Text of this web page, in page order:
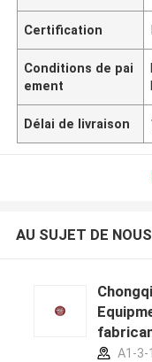
Certification
Conditions de pai
ement
Délai de livraison
AU SUJET DE NOUS
A1-3-